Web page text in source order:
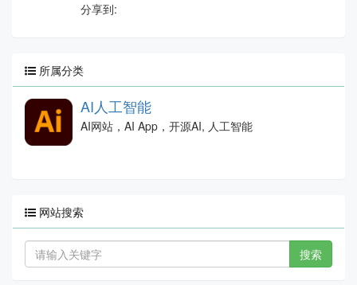
分享到:
所属分类
AI人工智能
AI网站，AI App，开源AI, 人工智能
网站搜索
搜索